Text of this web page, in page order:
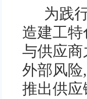
为践
造建工
与供应
外部风险,
推出供应